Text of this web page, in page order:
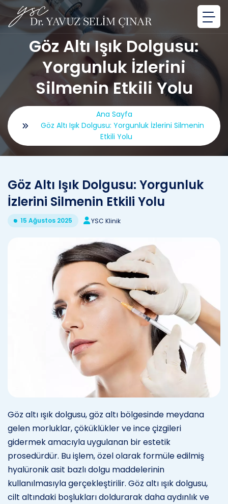
Göz Altı Işık Dolgusu:
Yorgunluk İzlerini
Silmenin Etkili Yolu
Ana Sayfa
Göz Altı Işık Dolgusu: Yorgunluk İzlerini Silmenin
Etkili Yolu
Göz Altı Işık Dolgusu: Yorgunluk
İzlerini Silmenin Etkili Yolu
15 Ağustos 2025 YSC Klinik
Göz altı ışık dolgusu, göz altı bölgesinde meydana
gelen morluklar, çöküklükler ve ince çizgileri
gidermek amacıyla uygulanan bir estetik
prosedürdür. Bu işlem, özel olarak formüle edilmiş
hyalüronik asit bazlı dolgu maddelerinin
kullanılmasıyla gerçekleştirilir. Göz altı ışık dolgusu,
cilt altındaki boşlukları doldurarak daha aydınlık ve